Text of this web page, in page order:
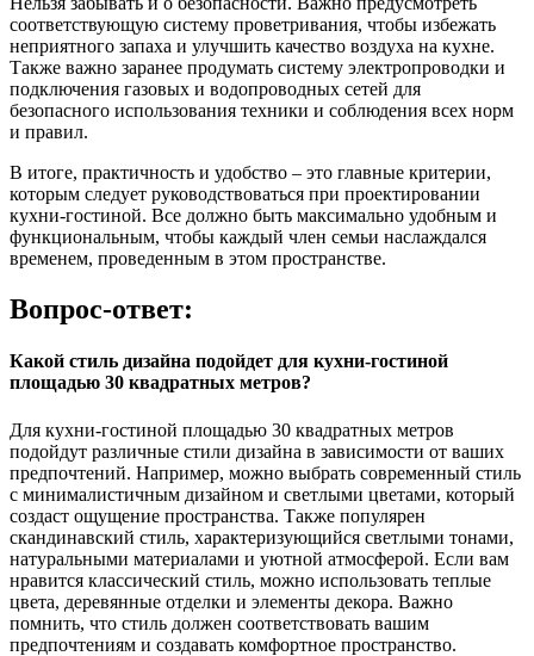
соответствующую систему проветривания, чтобы избежать
неприятного запаха и улучшить качество воздуха на кухне.
Также важно заранее продумать систему электропроводки и
подключения газовых и водопроводных сетей для
безопасного использования техники и соблюдения всех норм
и правил.
В итоге, практичность и удобство – это главные критерии,
которым следует руководствоваться при проектировании
кухни-гостиной. Все должно быть максимально удобным и
функциональным, чтобы каждый член семьи наслаждался
временем, проведенным в этом пространстве.
Вопрос-ответ:
Какой стиль дизайна подойдет для кухни-гостиной
площадью 30 квадратных метров?
Для кухни-гостиной площадью 30 квадратных метров
подойдут различные стили дизайна в зависимости от ваших
предпочтений. Например, можно выбрать современный стиль
с минималистичным дизайном и светлыми цветами, который
создаст ощущение пространства. Также популярен
скандинавский стиль, характеризующийся светлыми тонами,
натуральными материалами и уютной атмосферой. Если вам
нравится классический стиль, можно использовать теплые
цвета, деревянные отделки и элементы декора. Важно
помнить, что стиль должен соответствовать вашим
предпочтениям и создавать комфортное пространство.